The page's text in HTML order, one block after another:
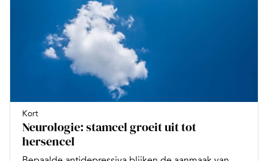
Kort
Neurologie: stamcel groeit uit tot
hersencel